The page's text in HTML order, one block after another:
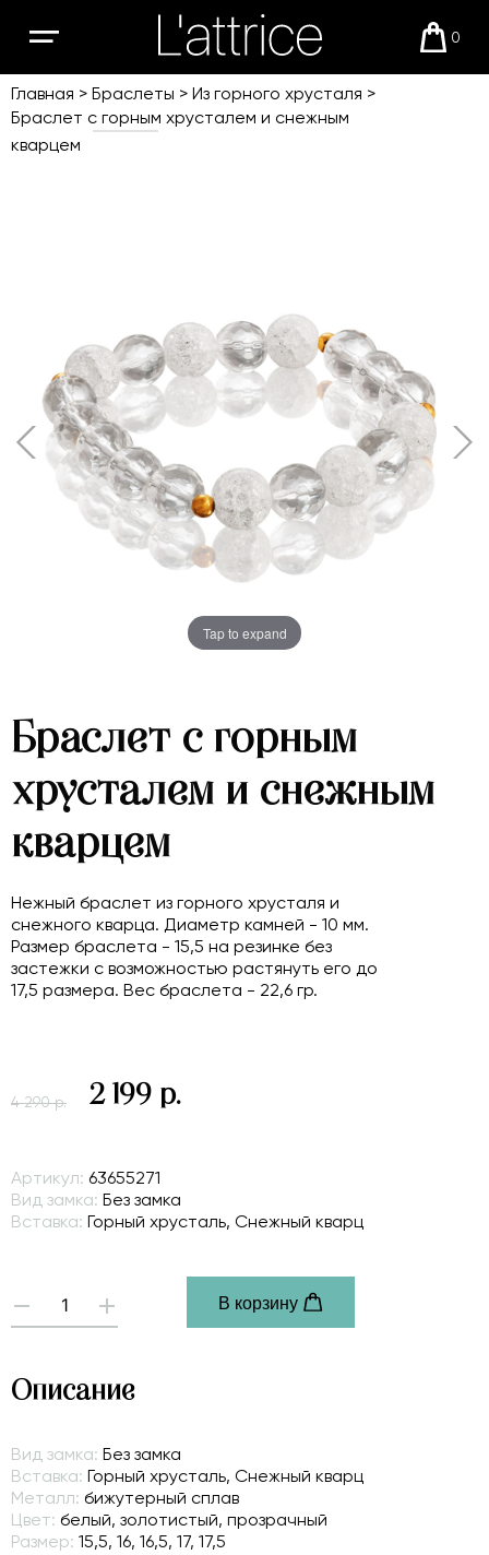
Открыть
0
Главная Браслеты
Из горного хрусталя
Браслет с горным хрусталем и снежным
кварцем
Tap to expand
Браслет с горным
хрусталем и снежным
кварцем
Нежный браслет из горного хрусталя и
снежного кварца. Диаметр камней - 10 мм.
Размер браслета - 15,5 на резинке без
застежки с возможностью растянуть его до
17,5 размера. Вес браслета - 22,6 гр.
4 290 р. 2 199 р.
Артикул: 63655271
Вид замка: Без замка
Вставка: Горный хрусталь, Снежный кварц
- +
В корзину
Описание
Вид замка: Без замка
Вставка: Горный хрусталь, Снежный кварц
Металл: бижутерный сплав
Цвет: белый, золотистый, прозрачный
Размер: 15,5, 16, 16,5, 17, 17,5